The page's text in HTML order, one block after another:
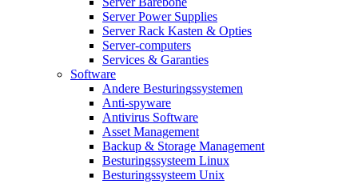
Server Power Supplies
Server Rack Kasten & Opties
Server-computers
Services & Garanties
Software
Andere Besturingssystemen
Anti-spyware
Antivirus Software
Asset Management
Backup & Storage Management
Besturingssysteem Linux
Besturingssysteem Unix